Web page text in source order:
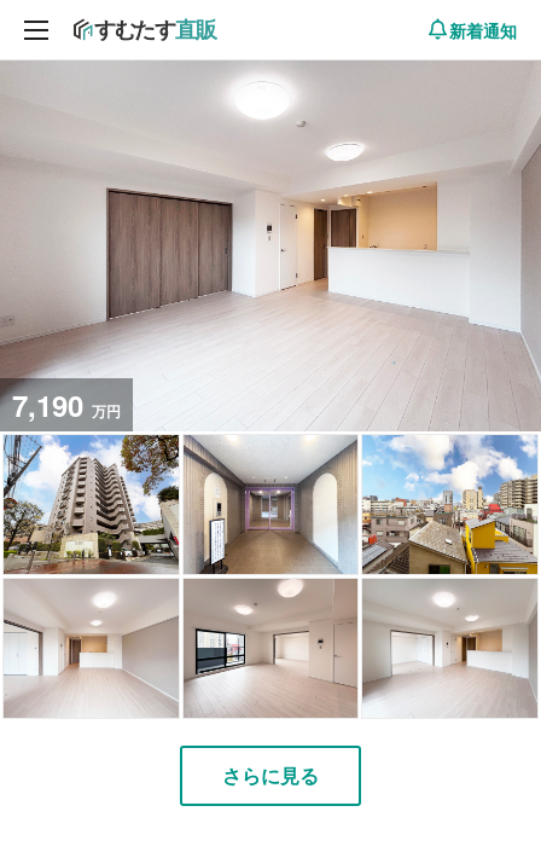
新着通知
7,190 万円
さらに見る